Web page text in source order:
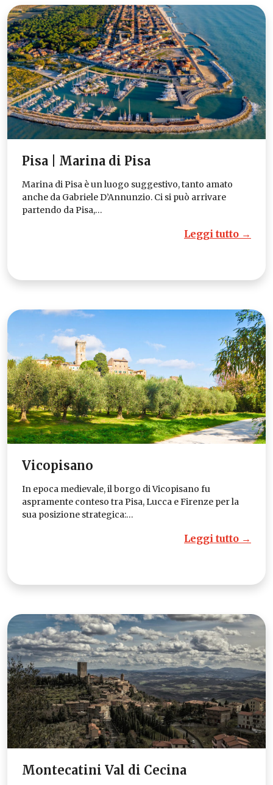
Pisa | Marina di Pisa
Marina di Pisa è un luogo suggestivo, tanto amato
anche da Gabriele D’Annunzio. Ci si può arrivare
partendo da Pisa,…
Leggi tutto →
Vicopisano
In epoca medievale, il borgo di Vicopisano fu
aspramente conteso tra Pisa, Lucca e Firenze per la
sua posizione strategica:…
Leggi tutto →
Montecatini Val di Cecina